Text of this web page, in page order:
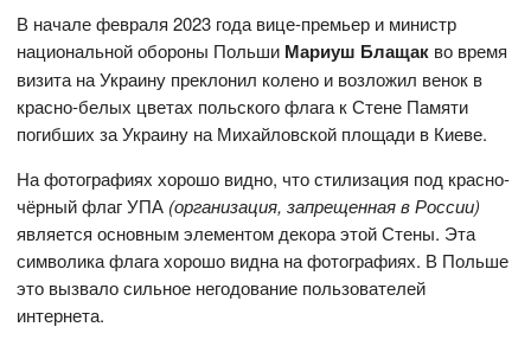
В начале февраля 2023 года вице-премьер и министр
национальной обороны Польши Мариуш Блащак во время
визита на Украину преклонил колено и возложил венок в
красно-белых цветах польского флага к Стене Памяти
погибших за Украину на Михайловской площади в Киеве.
На фотографиях хорошо видно, что стилизация под красно-
чёрный флаг УПА (организация, запрещенная в России)
является основным элементом декора этой Стены. Эта
символика флага хорошо видна на фотографиях. В Польше
это вызвало сильное негодование пользователей
интернета.